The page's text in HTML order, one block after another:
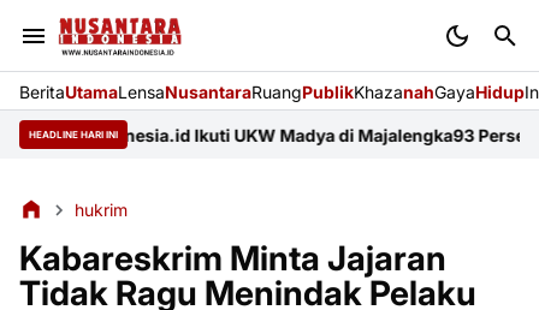
BeritaUtamaLensaNusantaraRuangPublikKhazanahGayaHidup
HEADLINE HARI INI Ikuti UKW Madya di Majalengka93 Persen
hukrim
Kabareskrim Minta Jajaran
Tidak Ragu Menindak Pelaku